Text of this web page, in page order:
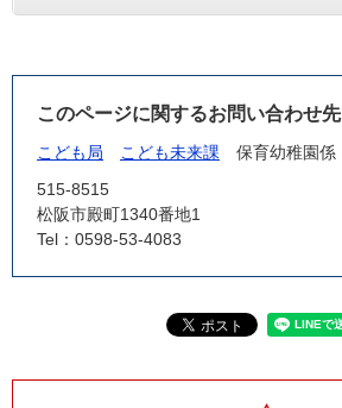
このページに関するお問い合わせ先
こども局 こども未来課
保育幼稚園係
515-8515
松阪市殿町1340番地1
Tel：0598-53-4083